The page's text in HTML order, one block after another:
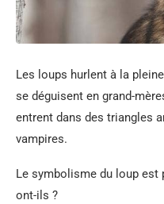
Les loups hurlent à la
se déguisent en grand-
entrent dans des triangles
vampires.
Le symbolisme du loup
ont-ils ?